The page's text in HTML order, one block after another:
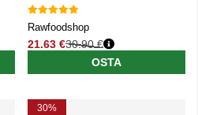
Rawfoodshop
21.63 €
Normaali hinta
30.90 €
OSTA
30%